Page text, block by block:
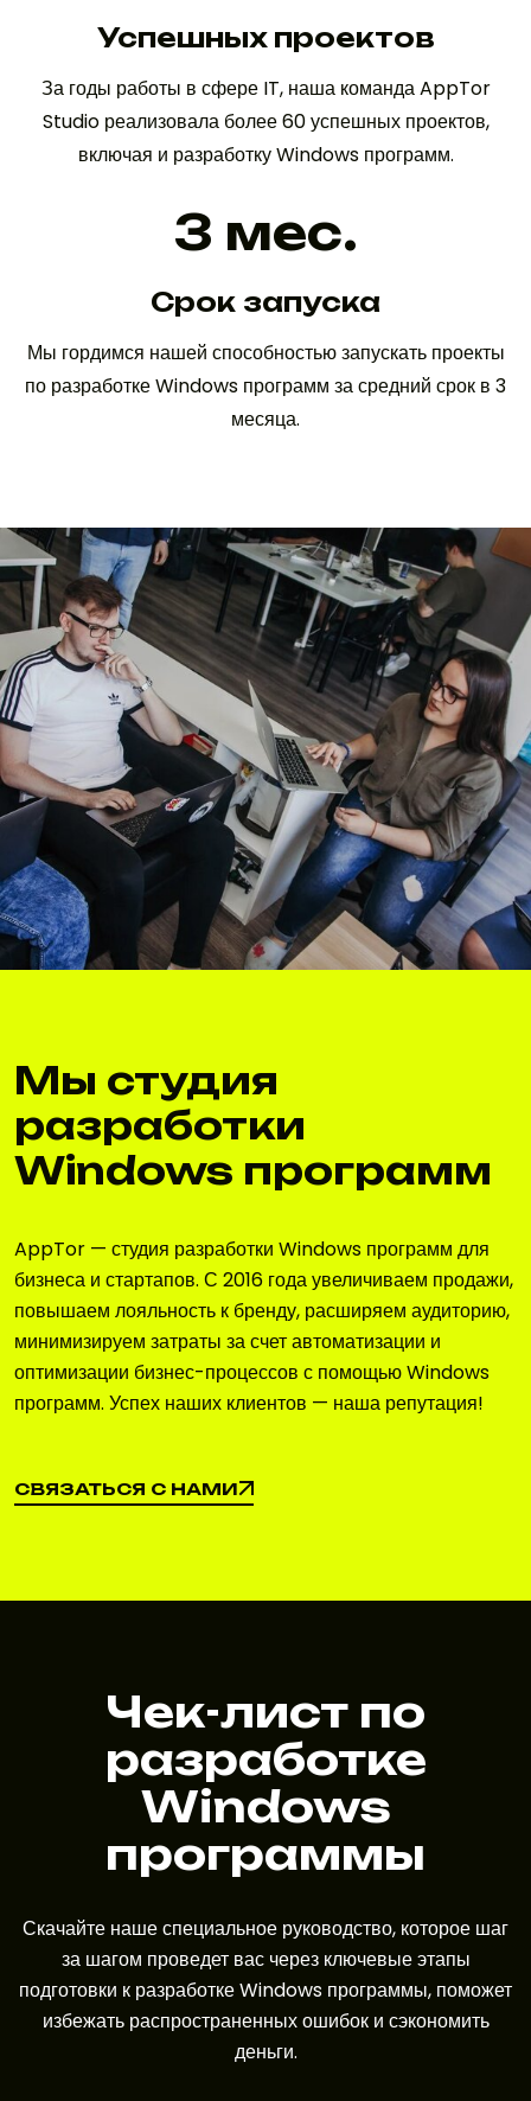
Успешных проектов
За годы работы в сфере IT, наша команда AppTor
Studio реализовала более 60 успешных проектов,
включая и разработку Windows программ.
3 мес.
Cрок запуска
Мы гордимся нашей способностью запускать проекты
по разработке Windows программ за средний срок в 3
месяца.
Мы студия
разработки
Windows программ
AppTor — студия разработки Windows программ для
бизнеса и стартапов. С 2016 года увеличиваем продажи,
повышаем лояльность к бренду, расширяем аудиторию,
минимизируем затраты за счет автоматизации и
оптимизации бизнес-процессов с помощью Windows
программ. Успех наших клиентов — наша репутация!
СВЯЗАТЬСЯ С НАМИ
СВЯЗАТЬСЯ С НАМИ
Чек-лист по
разработке
Windows
программы
Скачайте наше специальное руководство, которое шаг
за шагом проведет вас через ключевые этапы
подготовки к разработке Windows программы, поможет
избежать распространенных ошибок и сэкономить
деньги.